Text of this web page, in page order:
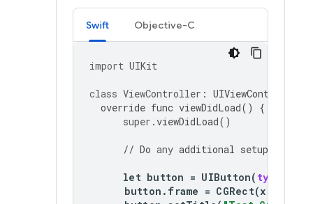
Swift Objective-C
import UIKit
class ViewController : UIViewController
override func viewDidLoad()
{
super .viewDidLoad()
// Do any additional setup
let button = UIButton( type
button . frame = CGRect(x